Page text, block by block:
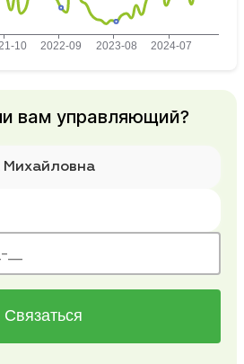
вам управляющий?
Связаться